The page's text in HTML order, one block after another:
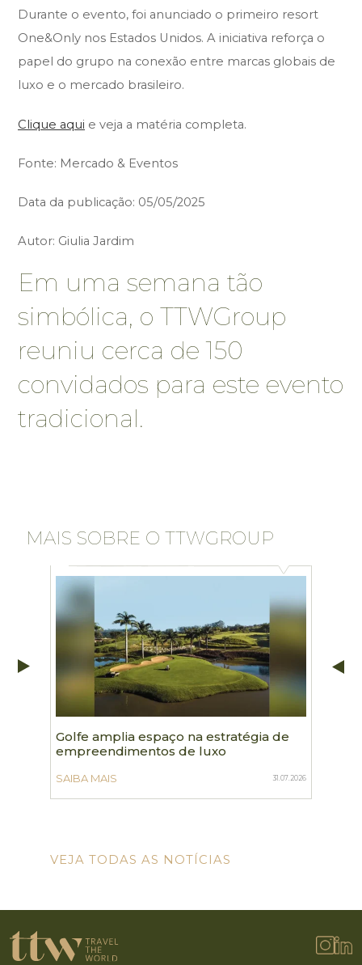
Durante o evento, foi anunciado o primeiro resort
One&Only nos Estados Unidos. A iniciativa reforça o
papel do grupo na conexão entre marcas globais de
luxo e o mercado brasileiro.
Clique aqui e veja a matéria completa.
Fonte: Mercado & Eventos
Data da publicação: 05/05/2025
Autor: Giulia Jardim
Em uma semana tão
simbólica, o TTWGroup
reuniu cerca de 150
convidados para este evento
tradicional.
MAIS SOBRE O TTWGROUP
Golfe amplia espaço na estratégia de
empreendimentos de luxo
SAIBA MAIS 31.07.2026
VEJA TODAS AS NOTÍCIAS